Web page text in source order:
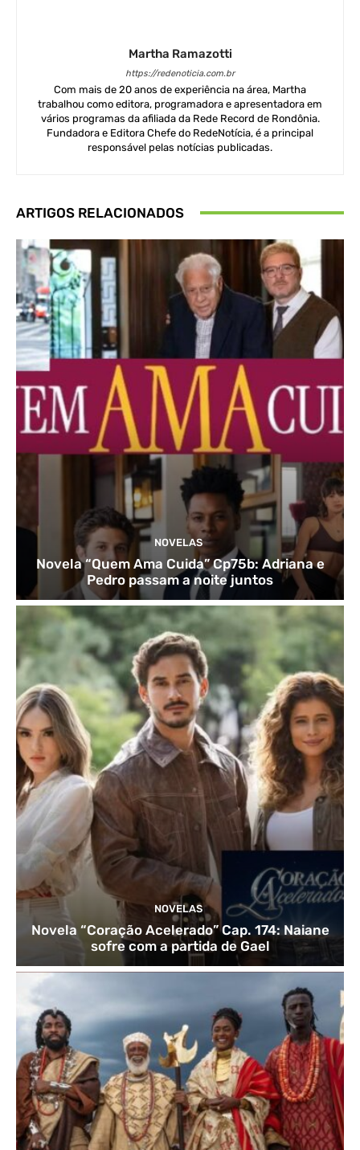
Martha Ramazotti
https://redenoticia.com.br
Com mais de 20 anos de experiência na área, Martha
trabalhou como editora, programadora e apresentadora em
vários programas da afiliada da Rede Record de Rondônia.
Fundadora e Editora Chefe do RedeNotícia, é a principal
responsável pelas notícias publicadas.
ARTIGOS RELACIONADOS
NOVELAS
Novela “Quem Ama Cuida” Cp75b: Adriana e
Pedro passam a noite juntos
NOVELAS
Novela “Coração Acelerado” Cap. 174: Naiane
sofre com a partida de Gael